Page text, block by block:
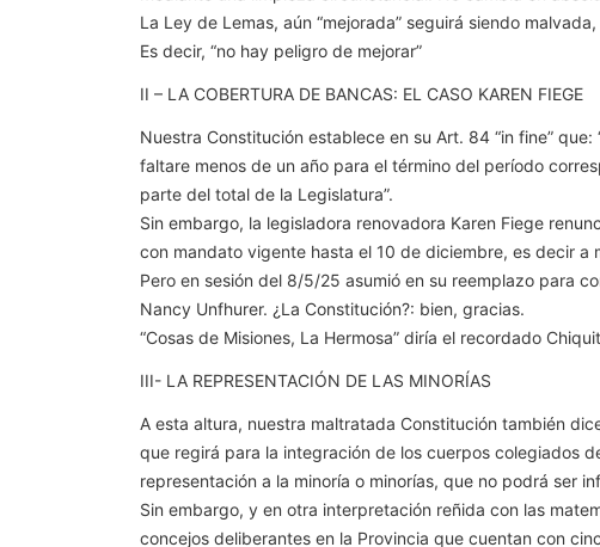
La Ley de Lemas, aún “mejorada” seguirá siendo
Es decir, “no hay peligro de mejorar”
II – LA COBERTURA DE BANCAS: EL CASO KAREN FIEGE
Nuestra Constitución establece en su Art. 84 “in fine”
faltare menos de un año para el término del período
parte del total de la Legislatura”.
Sin embargo, la legisladora renovadora Karen Fiege
con mandato vigente hasta el 10 de diciembre, es decir a
Pero en sesión del 8/5/25 asumió en su reemplazo para
Nancy Unfhurer. ¿La Constitución?: bien, gracias.
“Cosas de Misiones, La Hermosa” diría el recordado
III- LA REPRESENTACIÓN DE LAS MINORÍAS
A esta altura, nuestra maltratada Constitución también
que regirá para la integración de los cuerpos colegiados
representación a la minoría o minorías, que no podrá ser
Sin embargo, y en otra interpretación reñida con las
concejos deliberantes en la Provincia que cuentan con